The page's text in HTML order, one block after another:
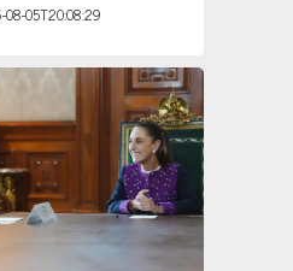
05T20:08:29